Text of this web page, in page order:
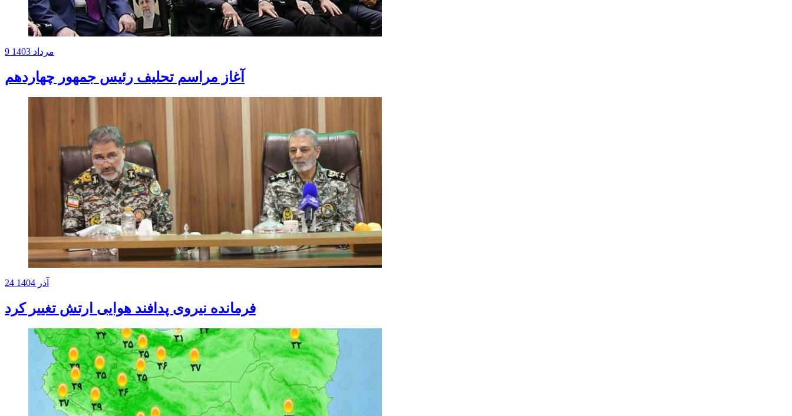
9 مرداد 1403
آغاز مراسم تحلیف رئیس جمهور چهاردهم
24 آذر 1404
فرمانده نیروی پدافند هوایی ارتش تغییر کرد